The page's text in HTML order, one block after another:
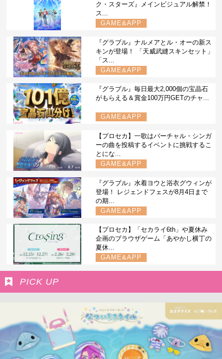
ク・スターズ』メインビジュアル解禁！
ス...
GAME&APP
『グラブル』ナルメアとル・オーの新ス
キンが登場！ 「天威武縫スキンセット」
「ス...
GAME&APP
『グラブル』毎日最大2,000個の宝晶石
がもらえる＆賞金100万円GETのチャ...
GAME&APP
【プロセカ】一歌はバーチャル・シンガ
ーの曲を投稿するイベントに挑戦するこ
とにな...
GAME&APP
『グラブル』水着ヨウと浴衣グウィンが
登場！ レジェンドフェスが8月4日まで
の期...
GAME&APP
【プロセカ】「セカライ6th」や夏休み
企画のブラウザゲーム「あやかし横丁の
夏休...
GAME&APP
PICK UP